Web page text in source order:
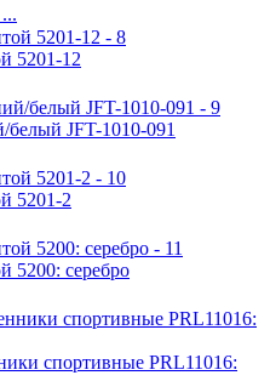
5201-12
JFT-1010-091
5201-2
5200: серебро
спортивные PRL11016: